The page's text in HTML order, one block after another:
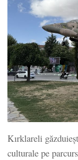
Kırklareli
culturale pe